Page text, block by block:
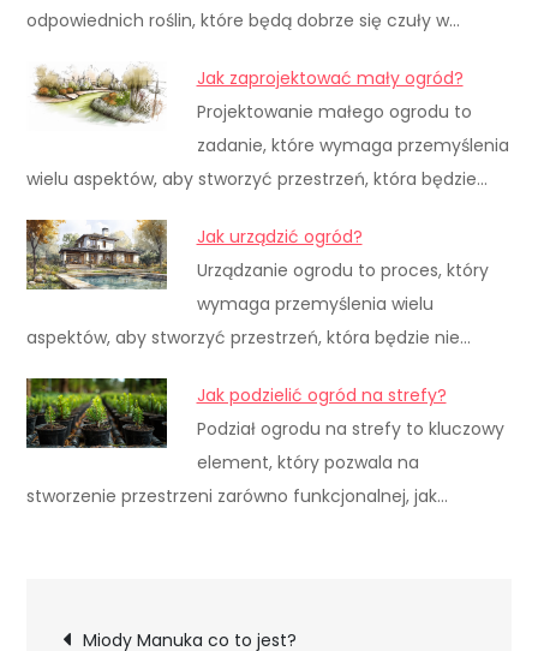
odpowiednich roślin, które będą dobrze się czuły w…
Jak zaprojektować mały ogród?
Projektowanie małego ogrodu to
zadanie, które wymaga przemyślenia
wielu aspektów, aby stworzyć przestrzeń, która będzie…
Jak urządzić ogród?
Urządzanie ogrodu to proces, który
wymaga przemyślenia wielu
aspektów, aby stworzyć przestrzeń, która będzie nie…
Jak podzielić ogród na strefy?
Podział ogrodu na strefy to kluczowy
element, który pozwala na
stworzenie przestrzeni zarówno funkcjonalnej, jak…
Nawigacja
Miody Manuka co to jest?